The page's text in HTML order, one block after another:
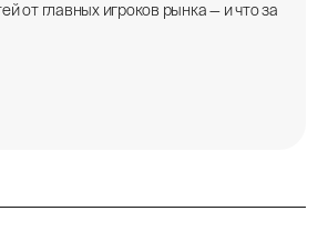
от главных игроков рынка — и что за